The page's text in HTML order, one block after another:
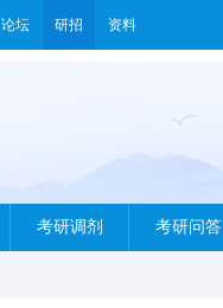
论坛 研招 资料
考研调剂 考研问答